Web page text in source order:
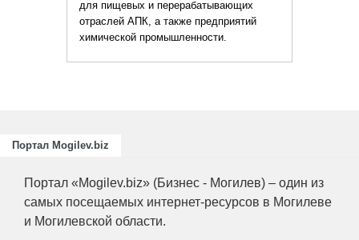
Портал Mogilev.biz
Портал «Mogilev.biz» (Бизнес - Могилев) – один из
самых посещаемых интернет-ресурсов в Могилеве
и Могилевской области.